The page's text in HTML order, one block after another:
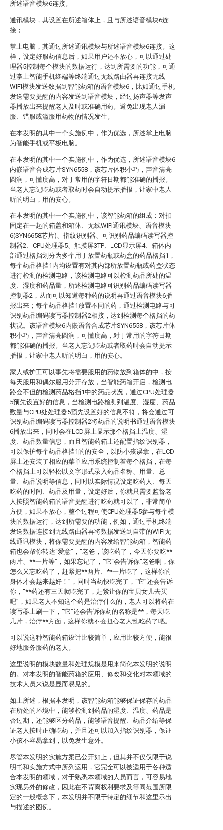
所述语音模块6连接。
通讯模块，其设置在所述箱体上，且与所述语音模块6连
接；
掌上电脑，其通过所述通讯模块与所述语音模块6连接。这
样，设定好服药信息后，如果用户还不放心，可以通过处
理器5控制每个模块的数据运行，达到所需要的功能，可通
过掌上智能手机终端等终端通过无线路由器再连接无线
WIFI模块发送数据到智能药箱的语音模块6，比如通过手机
发送需要提醒的内容发送到语音模块，经过扬声器等发声
器播放出来提醒老人及时或准确用药。避免出现老人漏
服、错服或滥服用药物的情况发生。
在本发明的其中一个实施例中，作为优选，所述掌上电脑
为智能手机或平板电脑。
在本发明的其中一个实施例中，作为优选，所述语音模块6
内嵌语音合成芯片SYN6558，该芯片体积小巧，声音清亮
圆润，可懂度高，对于常用的字符日期都能准确的播报。
当老人忘记吃药或者取药时会自动提示播报，让家中老人
听的明白，用的安心。
在本发明的其中一个实施例中，该智能药箱的组成：对扣
固定在一起的箱盖和箱体、无线WIFI通讯模块、语音模块
6(SYN6658芯片)、指纹识别器、可识别药品编码读写器控
制器2、CPU处理器5、触摸屏3TP、LCD显示屏4、箱体内
部通过格挡划分为多个用于放置药瓶或药盒的药品格挡1，
每个药品格挡1内均设置有对其内部所放置药瓶或药盒状态
进行检测的检测电路，该检测电路可以检测药品所处的温
度、湿度和药品量，所述检测电路可识别药品编码读写器
控制器2，从而可以知道每种药的说明再通过语音模块6播
报出来；每个药品格挡1放置不同的药，通过检测电路与可
识别药品编码读写器控制器2相接，达到检测每个格挡的药
状况。该语音模块6内嵌语音合成芯片SYN6558，该芯片体
积小巧，声音清亮圆润，可懂度高，对于常用的字符日期
都能准确的播报。当老人忘记吃药或者取药时会自动提示
播报，让家中老人听的明白，用的安心。
家人或护工可以事先将需要服用的药物放到箱体的中，按
每天服用和偶尔服用分开存放，当智能药箱开启，检测电
路会不但的检测药品格挡1中的药品状况，通过CPU处理器
5预先设置好的信息，当检测电路检测到温度、湿度、药品
数量与CPU处处理器5预先设置好的信息不符，将会通过可
识别药品编码读写器控制器2将药品的说明书通过语音模块
6播放出来，同时会在LCD屏上显示那个格挡上温度、湿
度、药品数量信息，而且智能药箱上还配置指纹识别器，
可以保护每个药品格挡1的的安全，以防小孩误拿，在LCD
屏上还安装了相应的菜单应用系统控制着每个格挡，在每
个格挡上可以轻松以文字形式录入药品名称、用量、总
量、药品说明等信息，同时以实际情况设定吃药人、每天
吃药的时间、药品及用量，设定好后，你就只需要监督老
人按照智能药箱的语音提醒进行吃药就可以了，非常简单
方便，如果不放心，整个过程可使CPU处理器5参与每个模
块的数据运行，达到所需要的功能，例如，通过手机终端
发送数据连接到无线路由器再将数据发送到自带的WIFI无
线通讯模块，将你需要提醒的内容发给智能药箱，智能药
箱也会帮你转达“爱意”，“老爸，该吃药了，今天你要吃**
两片、**一片等”，如果忘记了，“它“会告诉你“老爸啊，你
怎么又忘吃药了，赶紧把**两片、**一片吃了，这样你的
身体才会越来越好！”，同时当药快吃完了，“它”还会告诉
你，“**药还有三天就吃完了，赶紧让你的宝贝女儿去买
吧”，如果老人不知这个药是治疗什么的，老人可以将药在
读写器上刷一下，“它”还会告诉你药的名称是**，每天吃
几片，治疗**方面，这样你就不会担心老人乱吃药了吧。
可以说这种智能药箱设计比较简单，应用比较方便，能很
好地服务服药的老人。
这里说明的模块数量和处理规模是用来简化本发明的说明
的。对本发明的智能药箱的应用、修改和变化对本领域的
技术人员来说是显而易见的。
如上所述，根据本发明，该智能药箱能够保证保存的药品
在所处的环境中，能够检测到药品的湿度、温度、药品是
否过期，还能够区分药品，能够语音提醒、药品介绍等保
证老人按时正确吃药，并且还可以加入指纹识别器，保证
小孩不容易拿到，以免发生意外。
尽管本发明的实施方案已公开如上，但其并不仅仅限于说
明书和实施方式中所列运用，它完全可以被适用于各种适
合本发明的领域，对于熟悉本领域的人员而言，可容易地
实现另外的修改，因此在不背离权利要求及等同范围所限
定的一般概念下，本发明并不限于特定的细节和这里示出
与描述的图例。